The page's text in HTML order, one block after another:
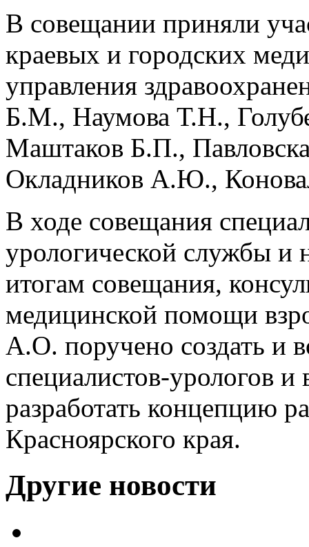
В совещании приняли
краевых и городских
управления
Б.М., Наумова Т.Н.,
Маштаков Б.П.,
Окладников А.Ю.,
В ходе совещания
урологической службы
итогам совещания,
медицинской помощи
А.О. поручено создать и
специалистов-урологов
разработать концепцию
Красноярского края.
Другие новости